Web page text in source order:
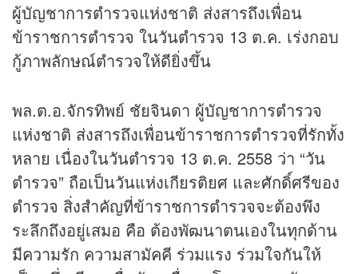
ผู้บัญชาการตำรวจแห่งชาติ ส่งสารถึงเพื่อน
ข้าราชการตำรวจ ในวันตำรวจ 13 ต.ค. เร่งกอบ
กู้ภาพลักษณ์ตำรวจให้ดียิ่งขึ้น
พล.ต.อ.จักรทิพย์ ชัยจินดา ผู้บัญชาการตำรวจ
แห่งชาติ ส่งสารถึงเพื่อนข้าราชการตำรวจที่รักทั้ง
หลาย เนื่องในวันตำรวจ 13 ต.ค. 2558 ว่า “วัน
ตำรวจ” ถือเป็นวันแห่งเกียรติยศ และศักดิ์ศรีของ
ตำรวจ สิ่งสำคัญที่ข้าราชการตำรวจจะต้องพึง
ระลึกถึงอยู่เสมอ คือ ต้องพัฒนาตนเองในทุกด้าน
มีความรัก ความสามัคคี ร่วมแรง ร่วมใจกันให้